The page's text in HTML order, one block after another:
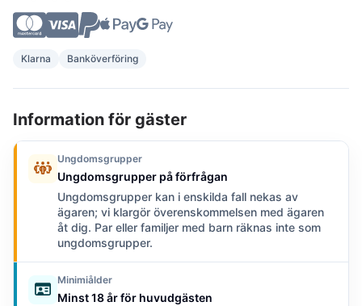
Klarna Banköverföring
Information för gäster
Ungdomsgrupper
Ungdomsgrupper på förfrågan
Ungdomsgrupper kan i enskilda fall nekas av
ägaren; vi klargör överenskommelsen med ägaren
åt dig. Par eller familjer med barn räknas inte som
ungdomsgrupper.
Minimiålder
Minst 18 år för huvudgästen